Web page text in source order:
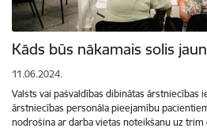
Kāds būs nākamais solis
11.06.2024.
Valsts vai pašvaldības dibinātas ārstniecības
ārstniecības personāla pieejamību
nodrošina ar darba vietas noteikšanu uz